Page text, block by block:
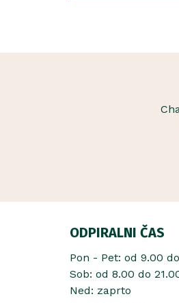
ODPIRALNI ČAS
Pon - Pet: od 9.00
Sob: od 8.00 do
Ned: zaprto